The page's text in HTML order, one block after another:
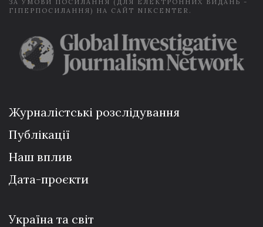
ЗА УМОВИ ПОСИЛАННЯ (ДЛЯ ЕЛЕКТРОННИХ ВИДАНЬ -
ГІПЕРПОСИЛАННЯ) НА САЙТ NIKCENTER.
Журналістські розслідування
Публікації
Наш вплив
Дата-проєкти
Україна та світ